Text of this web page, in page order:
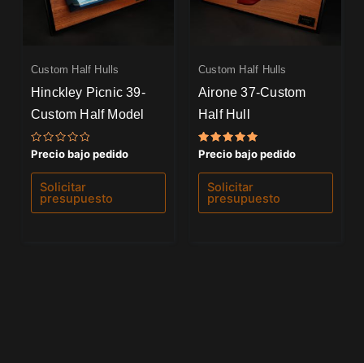
Custom Half Hulls
Hinckley Picnic 39-
Custom Half Model
Valorado
0
de
Precio bajo pedido
Solicitar
presupuesto
Custom Half Hulls
Airone 37-Custom
Half Hull
Valorado
5.00
de 5
Precio bajo pedido
Solicitar
presupuesto